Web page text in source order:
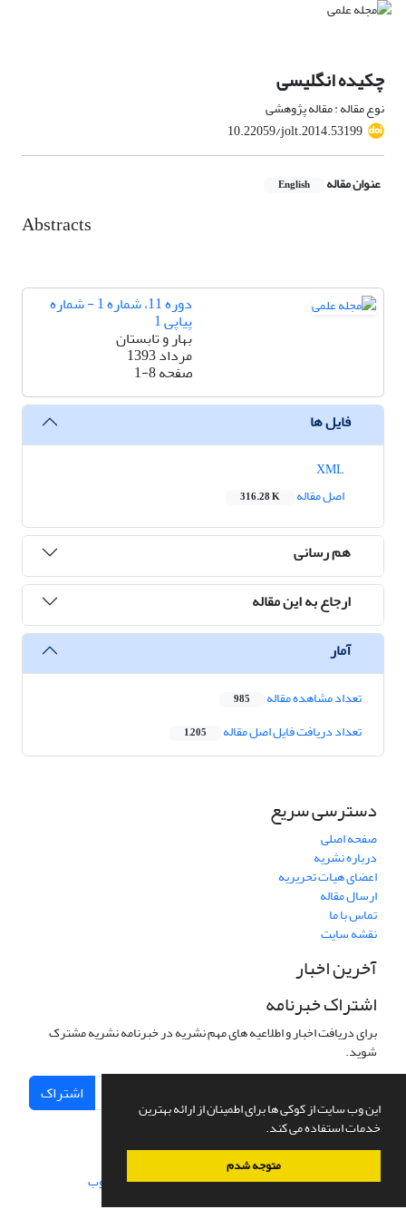
این وب سایت از کوکی ها برای اطمینان از ارائه بهترین
خدمات استفاده می کند.
متوجه شدم
چکیده انگلیسی
نوع مقاله : مقاله پژوهشی
10.22059/jolt.2014.53199
عنوان مقاله English
Abstracts
دوره 11، شماره 1 - شماره
پیاپی 1
بهار و تابستان
مرداد 1393
صفحه1-8
فایل ها
اصل مقاله
316.28 K
هم رسانی
ارجاع به این مقاله
آمار
تعداد مشاهده مقاله 985
تعداد دریافت فایل اصل مقاله 1,205
دسترسی سریع
صفحه اصلی
درباره نشریه
اعضای هیات تحریریه
ارسال مقاله
تماس با ما
نقشه سایت
آخرین اخبار
اشتراک خبرنامه
برای دریافت اخبار و اطلاعیه های مهم نشریه در خبرنامه نشریه مشترک
شوید.
اشتراک
سامانه مدیریت نشریات علمی.طراحی و پیاده سازی از سیناوب